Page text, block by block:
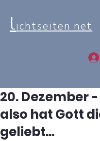
lichtseiten net
20. Dezember
also hat Gott
geliebt...